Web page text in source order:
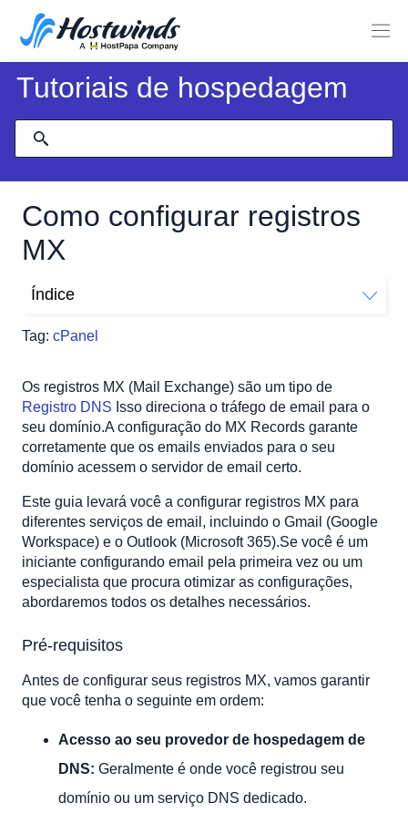
Tutoriais de hospedagem
Como configurar registros
MX
Tag: cPanel
Índice
Etapas gerais para atualizar registros MX
2. Localize as configurações do DNS
3. Encontre ou adicione registros MX
4. Salve mudanças e aguarde a propagação
Configurando registros MX para o Gmail (Google
Registros MX do Google
Etapas para configurar registros do Google MX
Configurando registros MX para o Outlook (Microsoft
Microsoft 365 MX Record
Verificando a configuração do registro MX
Métodos para verificar os registros MX:
Solucionar problemas comuns
Configurações DNS incorretas?
Email ainda não está funcionando?
Embrulhando
Os registros MX (Mail Exchange) são um tipo de
Registro DNS Isso direciona o tráfego de email para o
seu domínio.A configuração do MX Records garante
corretamente que os emails enviados para o seu
domínio acessem o servidor de email certo.
Este guia levará você a configurar registros MX para
diferentes serviços de email, incluindo o Gmail (Google
Workspace) e o Outlook (Microsoft 365).Se você é um
iniciante configurando email pela primeira vez ou um
especialista que procura otimizar as configurações,
abordaremos todos os detalhes necessários.
Pré-requisitos
Antes de configurar seus registros MX, vamos garantir
que você tenha o seguinte em ordem:
Acesso ao seu provedor de hospedagem de
DNS: Geralmente é onde você registrou seu
domínio ou um serviço DNS dedicado.